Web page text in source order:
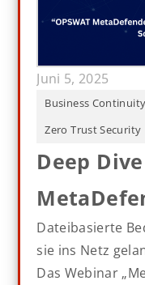
Juni 5, 2025
Business Continuity
Zero Trust Security
Deep
Dateibasierte
sie ins Netz
Das Webinar